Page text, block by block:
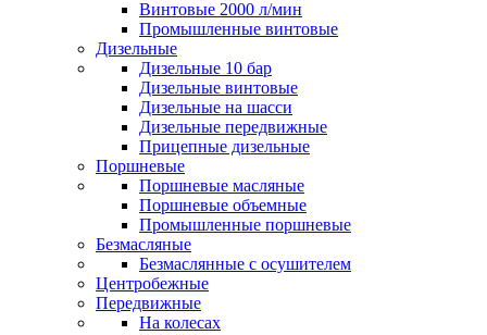
Винтовые 2000 л/мин
Промышленные винтовые
Дизельные
Дизельные 10 бар
Дизельные винтовые
Дизельные на шасси
Дизельные передвижные
Прицепные дизельные
Поршневые
Поршневые масляные
Поршневые объемные
Промышленные поршневые
Безмасляные
Безмаслянные с осушителем
Центробежные
Передвижные
На колесах